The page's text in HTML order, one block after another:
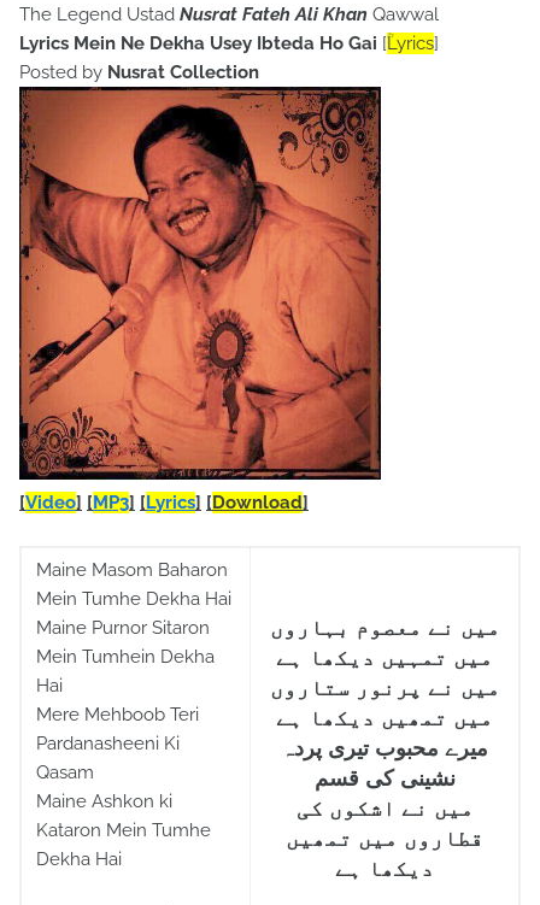
The Legend Ustad Nusrat Fateh Ali Khan Qawwal
Lyrics Mein Ne Dekha Usey Ibteda Ho Gai [ؒLyrics]
Posted by Nusrat Collection
[Video] [MP3] [Lyrics] [Download]
Maine Masom Baharon
Mein Tumhe Dekha Hai
Maine Purnor Sitaron
Mein Tumhein Dekha
Hai
Mere Mehboob Teri
Pardanasheeni Ki
Qasam
Maine Ashkon ki
Kataron Mein Tumhe
Dekha Hai
میں نے معصوم بہاروں
میں تمہیں دیکھا ہے
میں نے پرنور ستاروں
میں تمھیں دیکھا ہے
میرے محبوب تیری پردہ
نشینی کی قسم
میں نے اشکوں کی
قطاروں میں تمھیں
دیکھا ہے